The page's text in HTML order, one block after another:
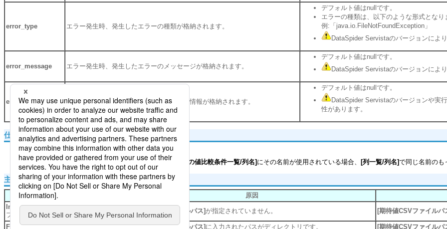
error_type エラー発生時、発生したエラーの種類が格納されます。
デフォルト値はnullです。
エラーの種類は、以下のような形式となり
例:「java.io.FileNotFoundException」
DataSpider Servistaのバージョンによ
error_message エラー発生時、発生したエラーのメッセージが格納されます。
デフォルト値はnullです。
DataSpider Servistaのバージョンによ
error_trace エラー発生時、発生したエラーのトレース情報が格納されます。
デフォルト値はnullです。
DataSpider Servistaのバージョンや実
性があります。
仕様制限
[列指定の値比較条件一覧/列名] について
[列一覧/列名]で同じ列名が複数設定され、[列指定の値比較条件一覧/列名] にその名前が使用されている場合、 [列一覧/列名]で同じ名前のも
主な例外
例外名
原因
InvalidPropertyConfigurationException
ファイルパスが未入力です。
[期待値CSVファイルパス] が指定されていません。 [期待値CSVファイルパ
FileIsDirectoryException [期待値CSVファイルパス] に入力されたパスがディレクトリです。 [期待値CSVファイルパ